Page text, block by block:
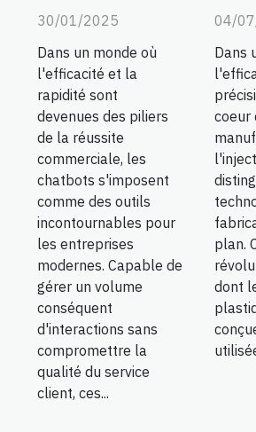
30/01/2025
Dans un monde où
l'efficacité et la
rapidité sont
devenues des piliers
de la réussite
commerciale, les
chatbots s'imposent
comme des outils
incontournables pour
les entreprises
modernes. Capable de
gérer un volume
conséquent
d'interactions sans
compromettre la
qualité du service
client, ces...
04/
Dans
coeur
plan.
dont